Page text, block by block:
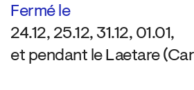
Fermé le
24.12, 25.12, 31.12, 01.01,
et pendant le Laetare